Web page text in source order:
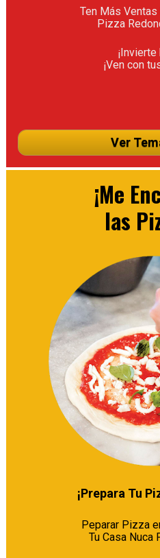
Ten Más
Pizza
¡Ven con
Ver
¡Me
las
¡Prepara Tu
Peparar Pizza
Tu Casa Nuca